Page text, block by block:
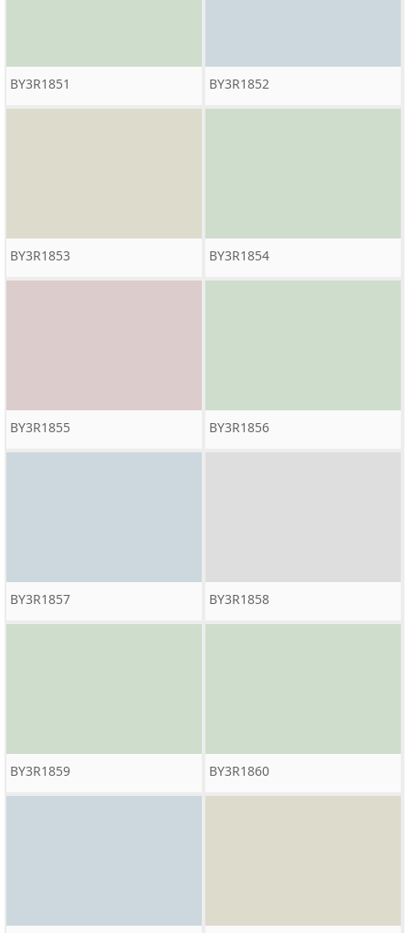
BY3R1851 BY3R1852
BY3R1853 BY3R1854
BY3R1855 BY3R1856
BY3R1857 BY3R1858
BY3R1859 BY3R1860